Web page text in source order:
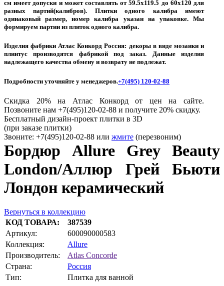
см имеет допуски и может составлять от 59.5х119.5 до 60х120 для
разных партий(калибров). Плитки одного калибра имеют
одинаковый размер, номер калибра указан на упаковке. Мы
формируем партии из плиток одного калибра.
Изделия фабрики Атлас Конкорд Россия: декоры в виде мозаики и
плинтус производятся фабрикой под заказ. Данные изделия
надлежащего качества обмену и возврату не подлежат.
Подробности уточняйте у менеджеров.+7(495) 120-02-88
Скидка 20% на Атлас Конкорд от цен на сайте.
Позвоните нам +7(495)120-02-88 и получите 20% скидку.
Бесплатный дизайн-проект плитки в 3D
(при заказе плитки)
Звоните: +7(495)120-02-88 или жмите (перезвоним)
Бордюр Allure Grey Beauty
London/Аллюр Грей Бьюти
Лондон керамический
Вернуться в коллекцию
КОД ТОВАРА:
387539
Артикул:
600090000583
Коллекция:
Allure
Производитель:
Atlas Concorde
Страна:
Россия
Тип:
Плитка для ванной